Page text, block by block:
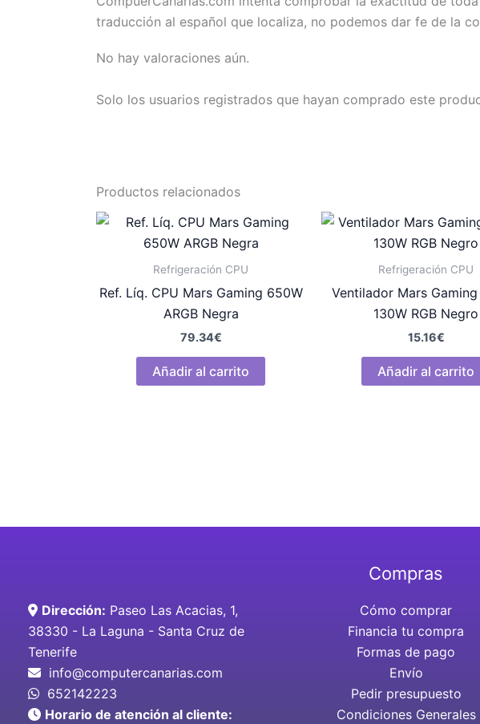
traducción al español que localiza, no podemos dar fe de la
No hay valoraciones aún.
Solo los usuarios registrados que hayan comprado este
Productos relacionados
Refrigeración CPU
Ref. Líq. CPU Mars Gaming 650W
ARGB Negra
79.34€
Añadir al carrito
Refrigeración CPU
Ventilador Mars
130W RGB Negro
15.16€
Añadir al carrito
Dirección: Paseo Las Acacias, 1,
38330 - La Laguna - Santa Cruz de
Tenerife
info@computercanarias.com
652142223
Horario de atención al cliente:
Compras
Cómo comprar
Financia tu compra
Formas de pago
Envío
Pedir presupuesto
Condiciones Generales